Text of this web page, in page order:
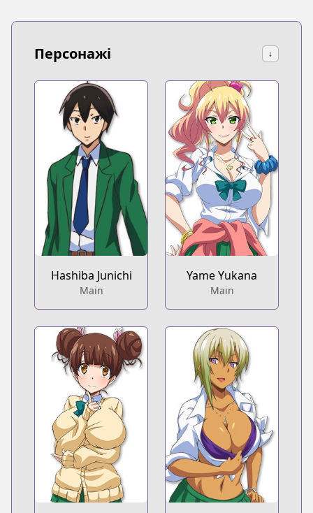
Персонажі ↓
Hashiba Junichi
Main
Yame Yukana
Main